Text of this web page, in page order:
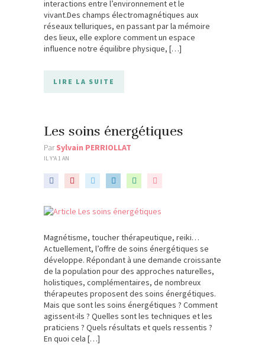
interactions entre l’environnement et le
vivant.Des champs électromagnétiques aux
réseaux telluriques, en passant par la mémoire
des lieux, elle explore comment un espace
influence notre équilibre physique, […]
LIRE LA SUITE
Les soins énergétiques
ParSylvain PERRIOLLAT
IL Y'A 1 AN
Magnétisme, toucher thérapeutique, reiki…
Actuellement, l’offre de soins énergétiques se
développe. Répondant à une demande croissante
de la population pour des approches naturelles,
holistiques, complémentaires, de nombreux
thérapeutes proposent des soins énergétiques.
Mais que sont les soins énergétiques ? Comment
agissent-ils ? Quelles sont les techniques et les
praticiens ? Quels résultats et quels ressentis ?
En quoi cela […]